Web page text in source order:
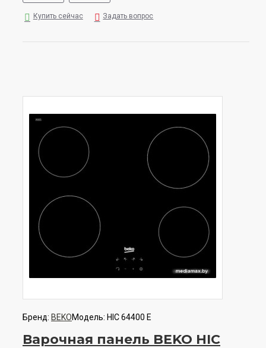
Купить сейчас Задать вопрос
Бренд: BEKOМодель: HIC 64400 E
Варочная панель BEKO HIC